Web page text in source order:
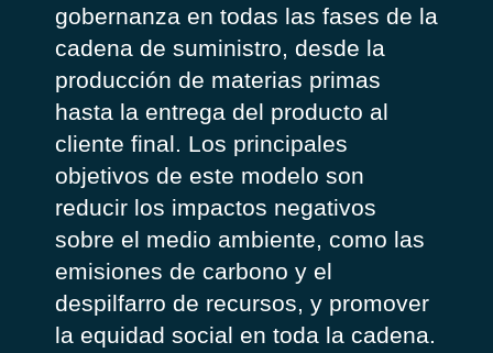
gobernanza en todas las fases de la
cadena de suministro, desde la
producción de materias primas
hasta la entrega del producto al
cliente final. Los principales
objetivos de este modelo son
reducir los impactos negativos
sobre el medio ambiente, como las
emisiones de carbono y el
despilfarro de recursos, y promover
la equidad social en toda la cadena.